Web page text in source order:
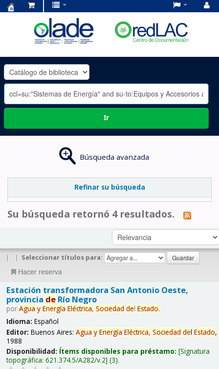
OLADE
-
Ir
Búsqueda avanzada
Refinar su búsqueda
Su búsqueda retornó 4 resultados.
| | Seleccionar títulos para:
Hacer reserva
Estación transformadora San Antonio Oeste,
provincia deRío Negro
por Agua y Energía Eléctrica, Sociedad del Estado.
Idioma: Español
Editor: Buenos Aires: Agua y Energía Eléctrica, Sociedad del Estado,
1988
Disponibilidad: Ítems disponibles para préstamo: Signatura
topográfica: 621.374.5/A282/v.2 (3).